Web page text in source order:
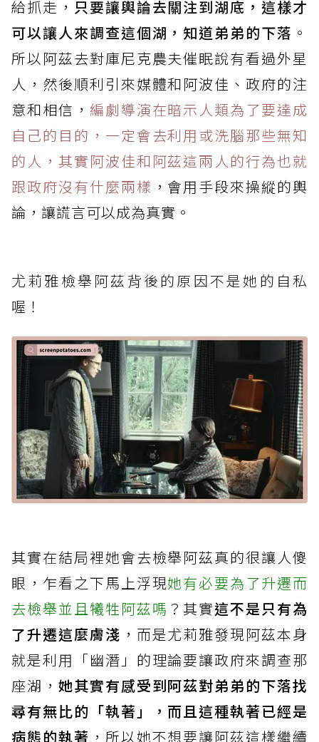
給抓走， 只要讓輿論去關注到湖底，這樣才
可以讓人來調查這個湖，知道弟弟的下落 。
所以阿茲去對庫尼克農夫催眠說有看過外星
人，然後順利引來媒體和阿波佳、政府的注
意和相信， 編劇導演在暗示人類為了要達成
自己的目的，一定會去利用或洗腦那些無知
的人，其實阿波佳和阿茲這兩人的行為也就
跟政府沒有什麼兩樣 ，會用手段來操縱的輿
論，讓謊言可以成為真實。
尤莉雅檢舉阿茲背後的原因不是她的自私
喔！
其實在結局裡她會去檢舉阿茲真的很讓人傻
眼，乍看之下馬上浮現她有必要為了升遷而
去檢舉並且犧牲阿茲嗎 ？其實這不是只有為
了升遷這麼膚淺 ，而是尤莉雅發現阿茲本身
就是利用「幽潛」的理論要讓政府來調查那
座湖， 她其實有感受到阿茲對弟弟的下落找
尋有無比的「執著」，而且這種執著已經是
病態的執著 ，所以她不想要讓阿茲這樣繼續